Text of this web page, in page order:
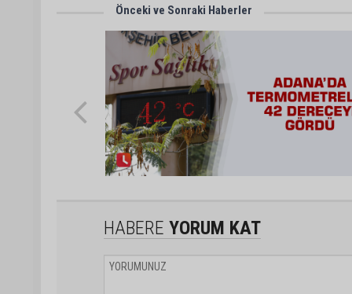
Önceki ve Sonraki Haberler
HABERE YORUM KAT